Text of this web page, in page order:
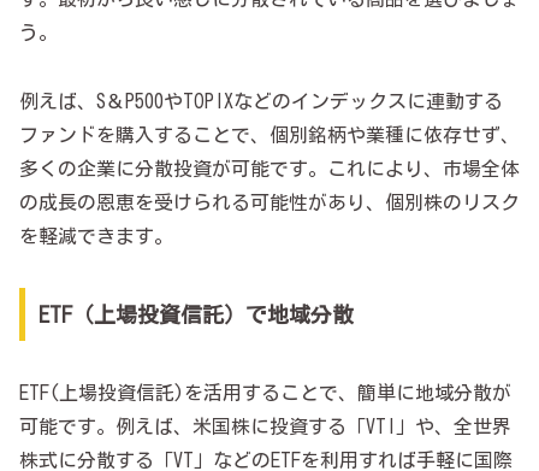
う。
例えば、S＆P500やTOPIXなどのインデックスに連動する
ファンドを購入することで、個別銘柄や業種に依存せず、
多くの企業に分散投資が可能です。これにより、市場全体
の成長の恩恵を受けられる可能性があり、個別株のリスク
を軽減できます。
ETF（上場投資信託）で地域分散
ETF(上場投資信託)を活用することで、簡単に地域分散が
可能です。例えば、米国株に投資する「VTI」や、全世界
株式に分散する「VT」などのETFを利用すれば手軽に国際